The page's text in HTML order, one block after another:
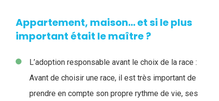
Appartement, maison… et si le plus
important était le maître ?
L’adoption responsable avant le choix de la race :
Avant de choisir une race, il est très important de
prendre en compte son propre rythme de vie, ses